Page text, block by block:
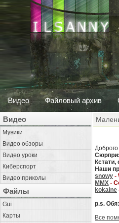
Видео Файловый архив
Видео
Мувики
Видео обзоры
Видео уроки
Киберспорт
Видео приколы
Файлы
Gui
Карты
Наши
snowy -
MMX -
kokaine
p.s.
Все